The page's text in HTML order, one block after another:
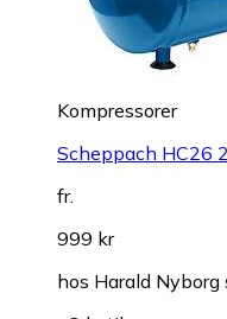
Kompressorer
Scheppach HC26
fr.
999 kr
hos Harald Nyborg